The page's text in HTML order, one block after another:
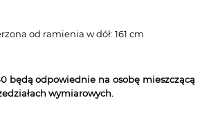
od ramienia w dół: 161 cm
będą odpowiednie na osobę mieszczącą
wymiarowych.